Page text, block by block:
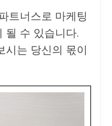
트너스로 마케팅
될 수 있습니다.
시는 당신의 몫이